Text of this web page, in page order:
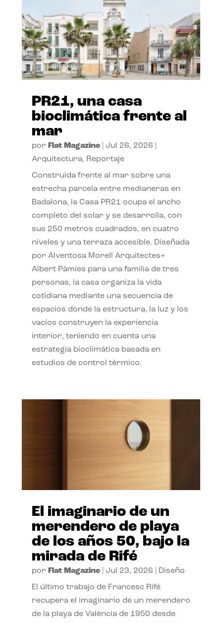
PR21, una casa
bioclimática frente al
mar
por Flat Magazine| Jul 26, 2026
Arquitectura, Reportaje
Construida frente al mar sobre una
estrecha parcela entre medianeras en
Badalona, la Casa PR21 ocupa el ancho
completo del solar y se desarrolla, con
sus 250 metros cuadrados, en cuatro
niveles y una terraza accesible. Diseñada
por Alventosa Morell Arquitectes+
Albert Pàmies para una familia de tres
personas, la casa organiza la vida
cotidiana mediante una secuencia de
espacios donde la estructura, la luz y los
vacíos construyen la experiencia
interior, teniendo en cuenta una
estrategia bioclimática basada en
estudios de control térmico.
El imaginario de un
merendero de playa
de los años 50, bajo la
mirada de Rifé
por Flat Magazine| Jul 23, 2026 Diseño
El último trabajo de Francesc Rifé
recupera el imaginario de un merendero
de la playa de València de 1950 desde